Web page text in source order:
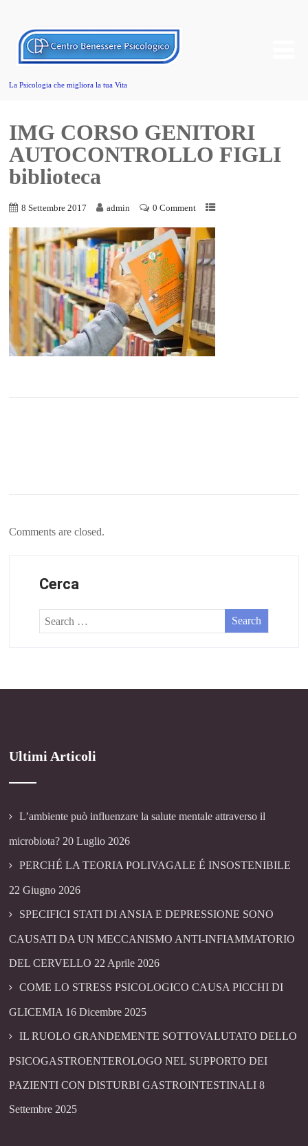
La Psicologia che migliora la tua Vita
IMG CORSO GENITORI
AUTOCONTROLLO FIGLI
biblioteca
8 Settembre 2017 admin 0 Comment
Comments are closed.
Cerca
Ultimi Articoli
L’ambiente può influenzare la salute mentale attraverso il
microbiota? 20 Luglio 2026
PERCHÉ LA TEORIA POLIVAGALE É INSOSTENIBILE
22 Giugno 2026
SPECIFICI STATI DI ANSIA E DEPRESSIONE SONO
CAUSATI DA UN MECCANISMO ANTI-INFIAMMATORIO
DEL CERVELLO 22 Aprile 2026
COME LO STRESS PSICOLOGICO CAUSA PICCHI DI
GLICEMIA 16 Dicembre 2025
IL RUOLO GRANDEMENTE SOTTOVALUTATO DELLO
PSICOGASTROENTEROLOGO NEL SUPPORTO DEI
PAZIENTI CON DISTURBI GASTROINTESTINALI 8
Settembre 2025